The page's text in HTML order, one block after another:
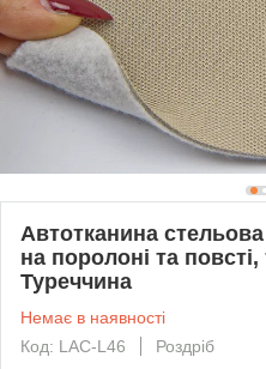
Автотканина
на поролоні та
Туреччина
Немає в наявності
Код: LAC-L46
Роздріб